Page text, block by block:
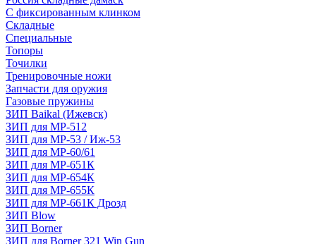
С фиксированным клинком
Складные
Специальные
Топоры
Точилки
Тренировочные ножи
Запчасти для оружия
Газовые пружины
ЗИП Baikal (Ижевск)
ЗИП для МР-512
ЗИП для МР-53 / Иж-53
ЗИП для МР-60/61
ЗИП для МР-651К
ЗИП для МР-654К
ЗИП для МР-655К
ЗИП для МР-661К Дрозд
ЗИП Blow
ЗИП Borner
ЗИП для Borner 321 Win Gun